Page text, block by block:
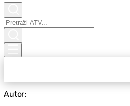
Autor: